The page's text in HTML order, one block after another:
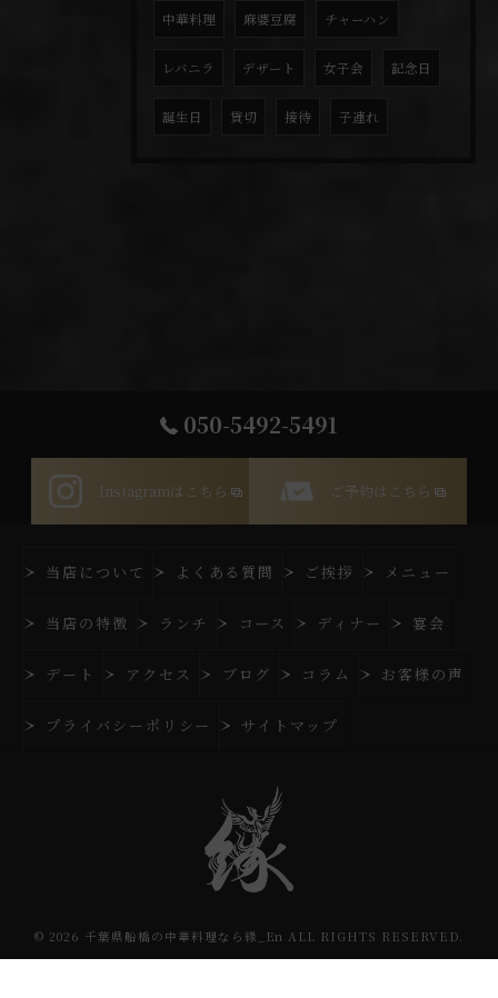
中華料理 麻婆豆腐 チャーハン
レバニラ デザート 女子会 記念日
誕生日 貸切 接待 子連れ
050-5492-5491
Instagramはこちら ご予約はこちら
当店について よくある質問 ご挨拶 メニュー
当店の特徴 ランチ コース ディナー 宴会
デート アクセス ブログ コラム お客様の声
プライバシーポリシー サイトマップ
© 2026 千葉県船橋の中華料理なら緣_En ALL RIGHTS RESERVED.